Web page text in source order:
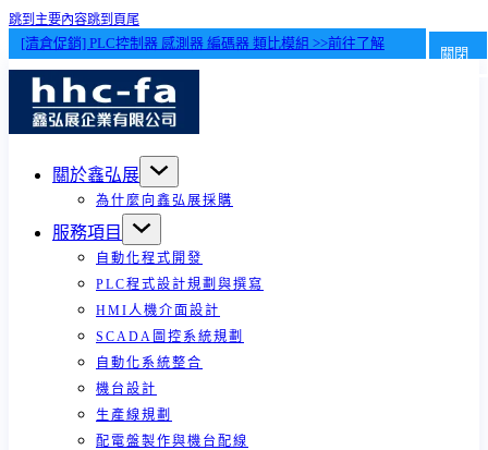
跳到主要內容跳到頁尾
[清倉促銷] PLC控制器 感測器 編碼器 類比模組 >>前往了解
關閉
關於鑫弘展
為什麼向鑫弘展採購
服務項目
自動化程式開發
PLC程式設計規劃與撰寫
HMI人機介面設計
SCADA圖控系統規劃
自動化系統整合
機台設計
生產線規劃
配電盤製作與機台配線